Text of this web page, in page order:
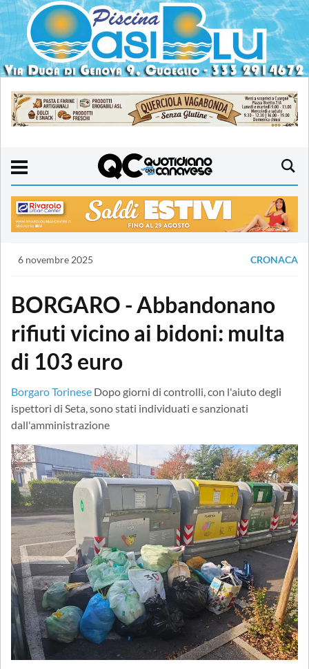
6 novembre 2025 CRONACA
BORGARO - Abbandonano
rifiuti vicino ai bidoni: multa
di 103 euro
Borgaro Torinese Dopo giorni di controlli, con l'aiuto degli
ispettori di Seta, sono stati individuati e sanzionati
dall'amministrazione